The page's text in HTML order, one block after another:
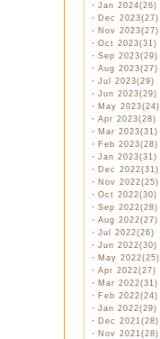
・ Jan 2024(26)
・ Dec 2023(27)
・ Nov 2023(27)
・ Oct 2023(31)
・ Sep 2023(29)
・ Aug 2023(27)
・ Jul 2023(29)
・ Jun 2023(29)
・ May 2023(24)
・ Apr 2023(28)
・ Mar 2023(31)
・ Feb 2023(28)
・ Jan 2023(31)
・ Dec 2022(31)
・ Nov 2022(25)
・ Oct 2022(30)
・ Sep 2022(28)
・ Aug 2022(27)
・ Jul 2022(26)
・ Jun 2022(30)
・ May 2022(25)
・ Apr 2022(27)
・ Mar 2022(31)
・ Feb 2022(24)
・ Jan 2022(29)
・ Dec 2021(28)
・ Nov 2021(28)